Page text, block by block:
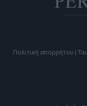
Πολιτική απορρήτου |